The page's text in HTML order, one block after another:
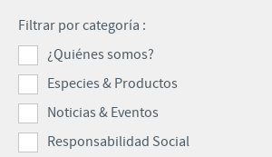
Mundo Ganadero
Mundo Porcino
Nuestro Enfoque en la
Contribuciones
Programas de Apoyo Mundial
Patrocinios Científicos
TRABAJAR EN CEVA
Si querés trabajar con nosotros
Filtrar por categoría :
¿Quiénes somos?
Especies & Productos
Noticias & Eventos
Responsabilidad Social